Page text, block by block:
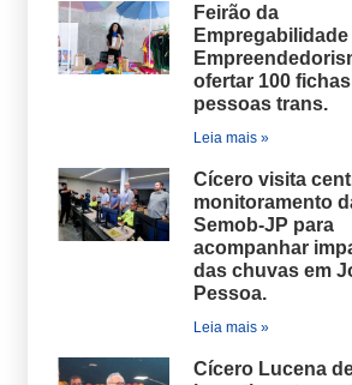
Feirão da
Empregabilidade
ofertar 100
pessoas trans.
Leia mais »
Cícero visita
monitoramento
Semob-JP para
acompanhar
das chuvas em
Pessoa.
Leia mais »
Cícero Lucena